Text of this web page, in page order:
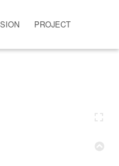
PROJECT